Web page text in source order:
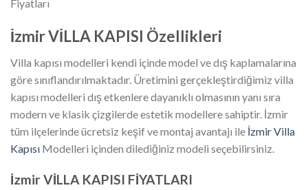
Fiyatları
İzmir VİLLA KAPISI Özellikleri
Villa kapısı modelleri kendi içinde model ve dış kaplamalarına
göre sınıflandırılmaktadır. Üretimini gerçekleştirdiğimiz villa
kapısı modelleri dış etkenlere dayanıklı olmasının yanı sıra
modern ve klasik çizgilerde estetik modellere sahiptir. İzmir
tüm ilçelerinde ücretsiz keşif ve montaj avantajı ile İzmir Villa
Kapısı Modelleri içinden dilediğiniz modeli seçebilirsiniz.
İzmir VİLLA KAPISI FİYATLARI